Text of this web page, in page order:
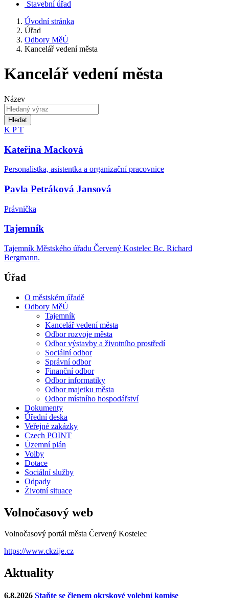
Stavební úřad
Úvodní stránka
Úřad
Odbory MěÚ
Kancelář vedení města
Kancelář vedení města
Název
Hledat
K PT
Kateřina Macková
Personalistka, asistentka a organizační pracovnice
Pavla Petráková Jansová
Právnička
Tajemník
Tajemník Městského úřadu Červený Kostelec Bc. Richard
Bergmann.
Úřad
O městském úřadě
Odbory MěÚ
Tajemník
Kancelář vedení města
Odbor rozvoje města
Odbor výstavby a životního prostředí
Sociální odbor
Správní odbor
Finanční odbor
Odbor informatiky
Odbor majetku města
Odbor místního hospodářství
Dokumenty
Úřední deska
Veřejné zakázky
Czech POINT
Územní plán
Volby
Dotace
Sociální služby
Odpady
Životní situace
Volnočasový web
Volnočasový portál města Červený Kostelec
https://www.ckzije.cz
Aktuality
6.8.2026 Staňte se členem okrskové volební komise